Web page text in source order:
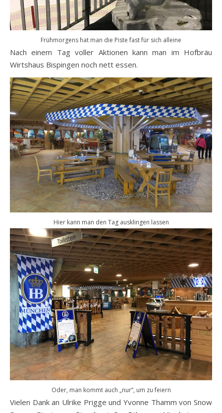
Frühmorgens hat man die Piste fast für sich alleine
Nach einem Tag voller Aktionen kann man im Hofbräu
Wirtshaus Bispingen noch nett essen.
Hier kann man den Tag ausklingen lassen
Oder, man kommt auch „nur“, um zu feiern
Vielen Dank an Ulrike Prigge und Yvonne Thamm von Snow